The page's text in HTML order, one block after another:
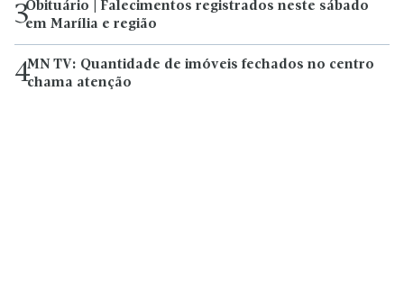
3Obituário | Falecimentos registrados neste sábado
em Marília e região
4MN TV: Quantidade de imóveis fechados no centro
chama atenção